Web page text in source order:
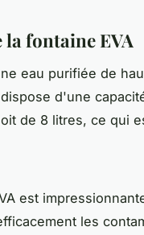
fontaine EVA
eau purifiée de
d'une
de 8 litres, ce qui
est
les